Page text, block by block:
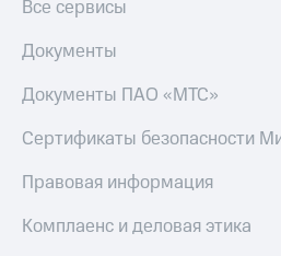
Все сервисы
Документы
Документы ПАО «МТС»
Сертификаты безопасности
Правовая информация
Комплаенс и деловая этика